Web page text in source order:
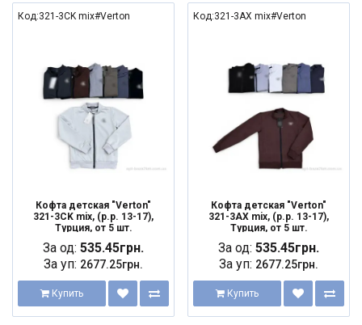
Код:321-3CK mix#Verton
Кофта детская "Verton"
321-3CK mix, (р.р. 13-17),
Турция, от 5 шт.
За од: 535.45грн.
За уп: 2677.25грн.
Купить
Код:321-3AX mix#Verton
Кофта детская "Verton"
321-3AX mix, (р.р. 13-17),
Турция, от 5 шт.
За од: 535.45грн.
За уп: 2677.25грн.
Купить